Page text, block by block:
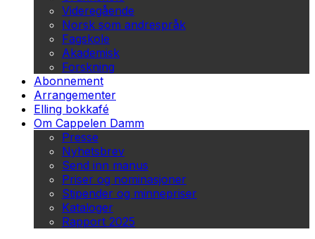
Videregående
Norsk som andrespråk
Fagskole
Akademisk
Forskning
Abonnement
Arrangementer
Elling bokkafé
Om Cappelen Damm
Presse
Nyhetsbrev
Send inn manus
Priser og nominasjoner
Stipender og minnepriser
Kataloger
Rapport 2025